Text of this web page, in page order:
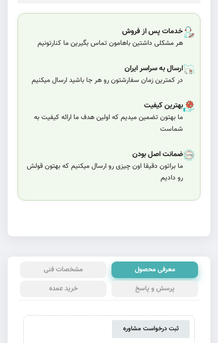
خدمات پس از فروش
هر مشکلی داشتین باهامون تماس بگیرین ما کنارتونیم
ارسال به سراسر ایران
در کمترین زمان سفارشتون رو هر جا باشید ارسال میکنیم
بهترین کیفیت
ما بهتون تضمین میدیم که اولین هدف ما ارائه کیفیت به
شماست
ضمانت اصل بودن
ما براتون دقیقا اون چیزی رو ارسال میکنیم که بهتون قولش
رو دادیم
معرفی محصول
مشخصات فنی
پرسش و پاسخ
خرید عمده
ثبت درخواست مشاوره